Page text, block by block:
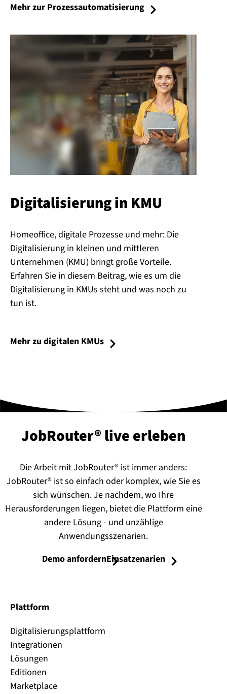
Mehr zur Prozessautomatisierung
Di­gi­ta­li­sie­rung in KMU
Homeoffice, digitale Prozesse und mehr: Die
Digitalisierung in kleinen und mittleren
Unternehmen (KMU) bringt große Vorteile.
Erfahren Sie in diesem Beitrag, wie es um die
Digitalisierung in KMUs steht und was noch zu
tun ist.
Mehr zu digitalen KMUs
JobRouter® live erleben
Die Arbeit mit JobRouter® ist immer anders:
JobRouter® ist so einfach oder komplex, wie Sie es
sich wünschen. Je nachdem, wo Ihre
Herausforderungen liegen, bietet die Plattform eine
andere Lösung - und unzählige
Anwendungsszenarien.
Demo anfordernEinsatzenarien
Plattform
Digitalisierungsplattform
Integrationen
Lösungen
Editionen
Marketplace